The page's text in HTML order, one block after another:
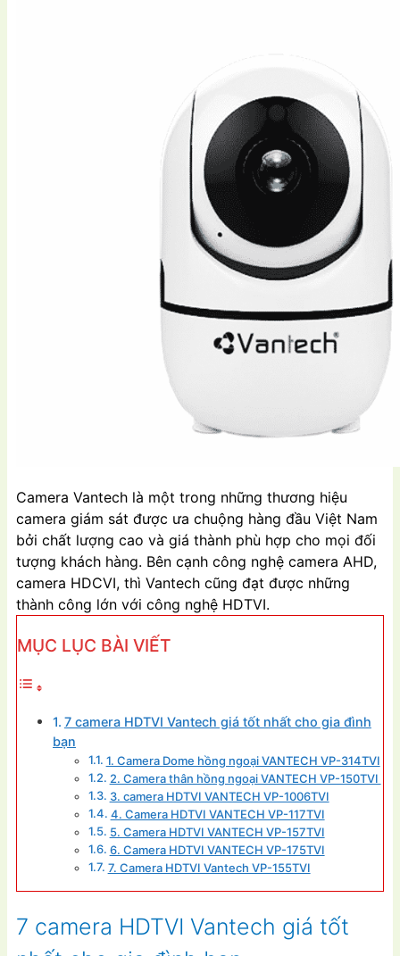
Camera Vantech là một trong những thương hiệu
camera giám sát được ưa chuộng hàng đầu Việt Nam
bởi chất lượng cao và giá thành phù hợp cho mọi đối
tượng khách hàng. Bên cạnh công nghệ camera AHD,
camera HDCVI, thì Vantech cũng đạt được những
thành công lớn với công nghệ HDTVI.
MỤC LỤC BÀI VIẾT
7 camera HDTVI Vantech giá tốt nhất cho gia đình
bạn
1. Camera Dome hồng ngoại VANTECH VP-314TVI
2. Camera thân hồng ngoại VANTECH VP-150TVI
3. camera HDTVI VANTECH VP-1006TVI
4. Camera HDTVI VANTECH VP-117TVI
5. Camera HDTVI VANTECH VP-157TVI
6. Camera HDTVI VANTECH VP-175TVI
7. Camera HDTVI Vantech VP-155TVI
7 camera HDTVI Vantech giá tốt